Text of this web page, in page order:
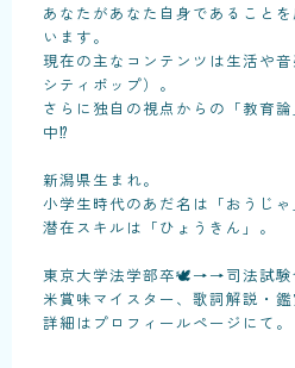
あなたがあなた自身であること
います。
現在の主なコンテンツは生活や
シティポップ）。
さらに独自の視点からの「教育
中⁉
新潟県生まれ。
小学生時代のあだ名は「おうじゃ
潜在スキルは「ひょうきん」。
東京大学法学部卒🕊→→司法試験
米賞味マイスター、歌詞解説・
詳細はプロフィールページにて。